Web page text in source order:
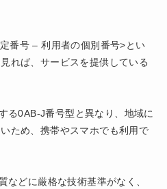
番号 – 利用者の個別番号>とい
れば、サービスを提供している
る0AB-J番号型と異なり、地域に
ため、携帯やスマホでも利用で
などに厳格な技術基準がなく、